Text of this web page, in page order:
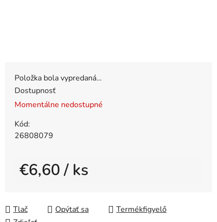
Položka bola vypredaná…
Dostupnosť
Momentálne nedostupné
Kód:
26808079
€6,60/ ks
Tlač
Opýtať sa